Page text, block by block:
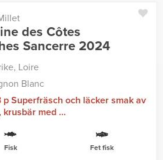
des Côtes
Sancerre 2024
Loire
Blanc
Superfräsch och läcker smak av
krusbär med ...
Fisk Fet fisk